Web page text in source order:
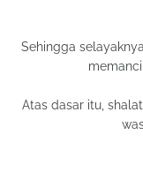
Sehingga
Atas dasar itu,